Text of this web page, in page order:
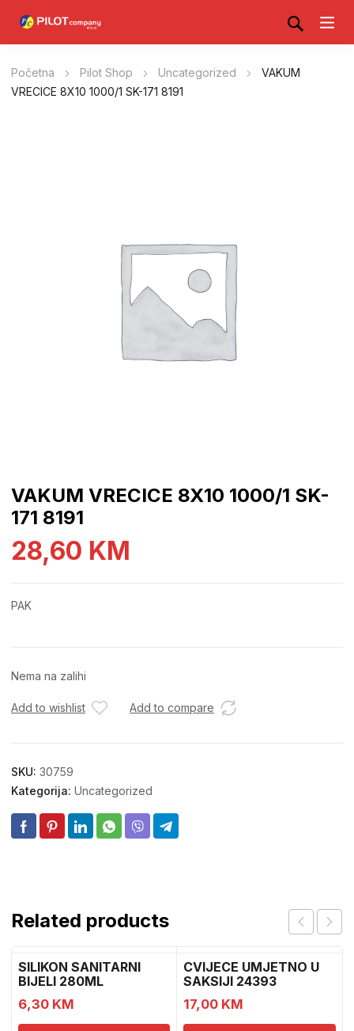
Početna Pilot Shop Uncategorized
VAKUM
VRECICE 8X10 1000/1 SK-171 8191
VAKUM VRECICE 8X10 1000/1 SK-
171 8191
28,60 KM
PAK
Nema na zalihi
Add to wishlist Add to compare
SKU: 30759
Kategorija: Uncategorized
Related products
SILIKON SANITARNI
BIJELI 280ML
6,30 KM
CVIJECE UMJETNO U
SAKSIJI 24393
CH52439
17,00 KM